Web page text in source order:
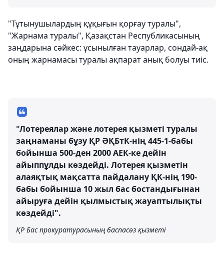
"Тұтынушылардың құқығын қорғау туралы",
"Жарнама туралы", Қазақстан Республикасының
заңдарына сәйкес: ұсынылған тауарлар, сондай-ақ
оның жарнамасы туралы ақпарат анық болуы тиіс.
"Лотереялар және лотерея қызметі туралы
заңнаманы бұзу ҚР ӘҚБтК-нің 445-1-бабы
бойынша 500-ден 2000 АЕК-ке дейін
айыппұлды көздейді. Лотерея қызметін
алаяқтық мақсатта пайдалану ҚК-нің 190-
бабы бойынша 10 жыл бас бостандығынан
айыруға дейін қылмыстық жауаптылықты
көздейді".
ҚР Бас прокуратурасының баспасөз қызметі